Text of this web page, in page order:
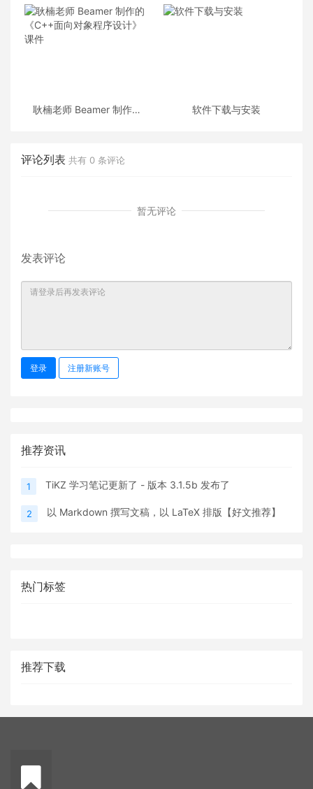
耿楠老师 Beamer 制作的
软件下载与安装
评论列表 共有 0 条评论
暂无评论
发表评论
登录 注册新账号
推荐资讯
1 TiKZ 学习笔记更新了 - 版本 3.1.5b 发布了
2 以 Markdown 撰写文稿，以 LaTeX 排版【好文推荐】
热门标签
推荐下载